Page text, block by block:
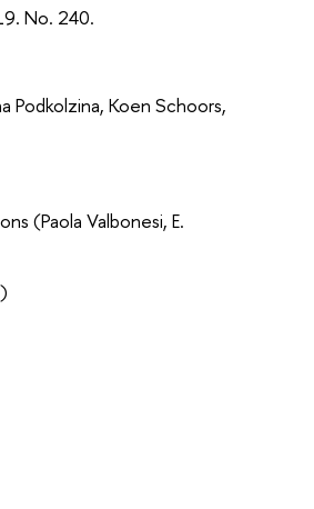
No. 240.
Podkolzina, Koen Schoors,
(Paola Valbonesi, E.